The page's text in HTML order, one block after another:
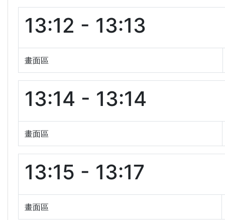
13:12 - 13:13
畫面區
13:14 - 13:14
畫面區
13:15 - 13:17
畫面區